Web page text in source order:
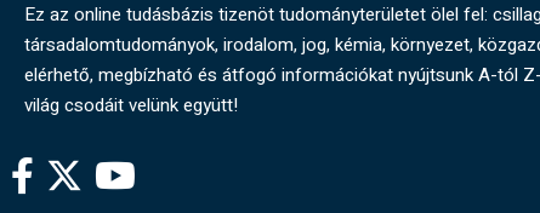
Ez az online tudásbázis tizenöt tudományterületet ölel fel:
társadalomtudományok, irodalom, jog, kémia, környezet,
elérhető, megbízható és átfogó információkat nyújtsunk A-tól
világ csodáit velünk együtt!